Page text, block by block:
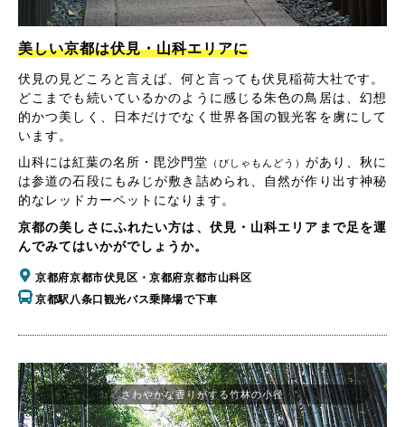
美しい京都は伏見・山科エリアに
伏見の見どころと言えば、何と言っても伏見稲荷大社です。
どこまでも続いているかのように感じる朱色の鳥居は、幻想
的かつ美しく、日本だけでなく世界各国の観光客を虜にして
います。
山科には紅葉の名所・毘沙門堂 （びしゃもんどう） があり、秋に
は参道の石段にもみじが敷き詰められ、自然が作り出す神秘
的なレッドカーペットになります。
京都の美しさにふれたい方は、伏見・山科エリアまで足を運
んでみてはいかがでしょうか。
京都府京都市伏見区・京都府京都市山科区
京都駅八条口観光バス乗降場で下車
さわやかな香りがする竹林の小径